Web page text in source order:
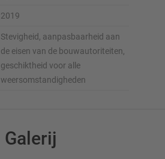
2019
Stevigheid, aanpasbaarheid aan
de eisen van de bouwautoriteiten,
geschiktheid voor alle
weersomstandigheden
Galerij